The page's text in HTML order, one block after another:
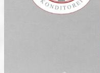
Saisonale Produkte